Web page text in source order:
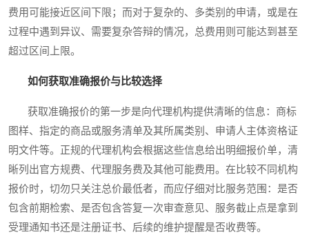
费用可能接近区间下限；而对于复杂的、多类别的申请，或是在
过程中遇到异议、需要复杂答辩的情况，总费用则可能达到甚至
超过区间上限。
如何获取准确报价与比较选择
获取准确报价的第一步是向代理机构提供清晰的信息：商标
图样、指定的商品或服务清单及其所属类别、申请人主体资格证
明文件等。正规的代理机构会根据这些信息给出明细报价单，清
晰列出官方规费、代理服务费及其他可能费用。在比较不同机构
报价时，切勿只关注总价最低者，而应仔细对比服务范围：是否
包含前期检索、是否包含答复一次审查意见、服务截止点是拿到
受理通知书还是注册证书、后续的维护提醒是否收费等。